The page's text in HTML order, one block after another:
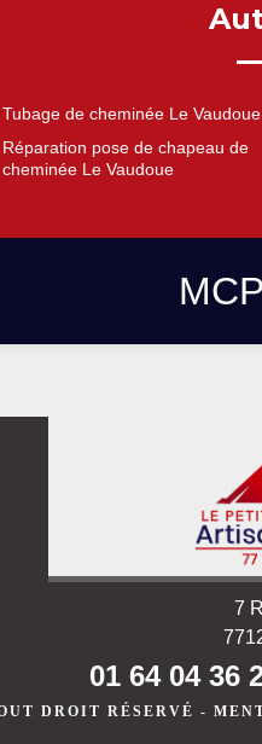
Tubage de cheminée Le Vaudoue
Réparation pose de chapeau de
cheminée Le Vaudoue
7
01 64 04 36
DROIT RÉSERVÉ -